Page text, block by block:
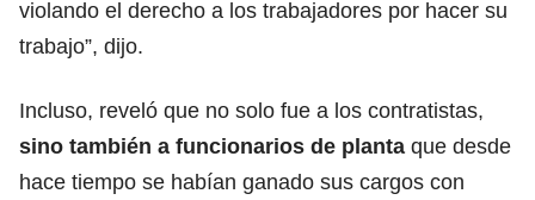
violando el derecho a los trabajadores por hacer su
trabajo”, dijo.
Incluso, reveló que no solo fue a los contratistas,
sino también a funcionarios de planta que desde
hace tiempo se habían ganado sus cargos con